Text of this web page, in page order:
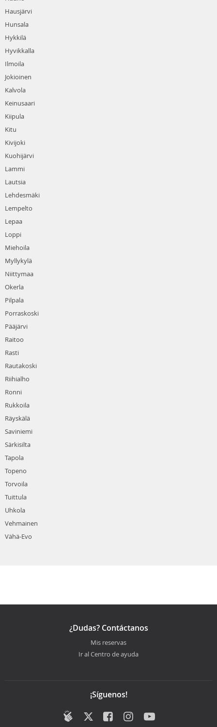
Hausjärvi
Hunsala
Hykkilä
Hyvikkalla
Ilmoila
Jokioinen
Kalvola
Keinusaari
Kiipula
Kitu
Kivijoki
Kuohijärvi
Lammi
Lautsia
Lehdesmäki
Lempelto
Lepaa
Loppi
Miehoila
Myllykylä
Niittymaa
Okerla
Pilpala
Porraskoski
Pääjärvi
Raitoo
Rasti
Rautakoski
Riihialho
Ronni
Rukkoila
Räyskälä
Saviniemi
Särkisilta
Tapola
Topeno
Torvoila
Tuittula
Uhkola
Vehmainen
Vähä-Evo
¿Dudas? Contáctanos
Mis reservas
Ir al Centro de ayuda
¡Síguenos!